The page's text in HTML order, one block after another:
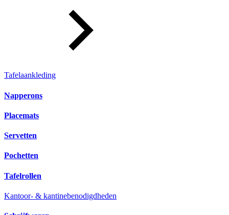
Tafelaankleding
Napperons
Placemats
Servetten
Pochetten
Tafelrollen
Kantoor- & kantinebenodigdheden